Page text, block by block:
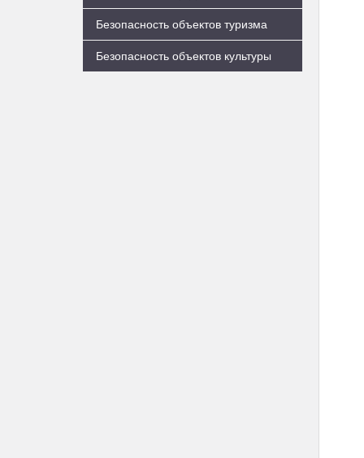
Безопасность объектов туризма
Безопасность объектов культуры